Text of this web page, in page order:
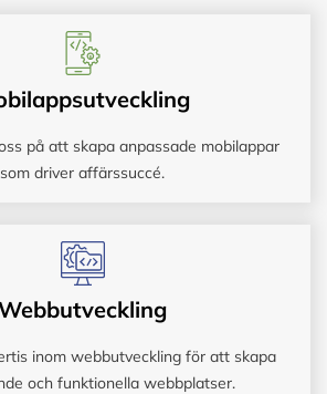
på att skapa anpassade mobilappar
som driver affärssuccé.
inom webbutveckling för att skapa
och funktionella webbplatser.